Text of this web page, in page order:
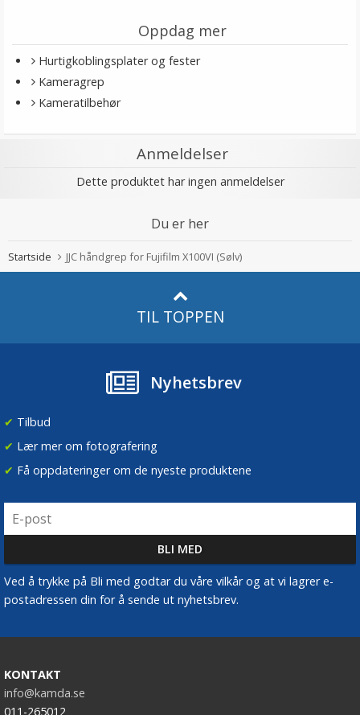
Oppdag mer
Hurtigkoblingsplater og fester
Kameragrep
Kameratilbehør
Anmeldelser
Dette produktet har ingen anmeldelser
Du er her
Startside JJC håndgrep for Fujifilm X100VI (Sølv)
TIL TOPPEN
Nyhetsbrev
✔ Tilbud
✔ Lær mer om fotografering
✔ Få oppdateringer om de nyeste produktene
Ved å trykke på Bli med godtar du våre vilkår og at vi lagrer e-
postadressen din for å sende ut nyhetsbrev.
KONTAKT
info@kamda.se
011-265012